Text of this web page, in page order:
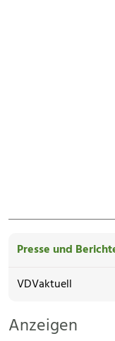
Presse und
VDVaktuell
Anzeigen